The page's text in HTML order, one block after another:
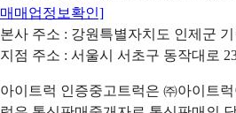
매매업정보확인]
본사 주소 : 강원특별자치도 인제군 기
지점 주소 : 서울시 서초구 동작대로
아이트럭 인증중고트럭은 ㈜아이트